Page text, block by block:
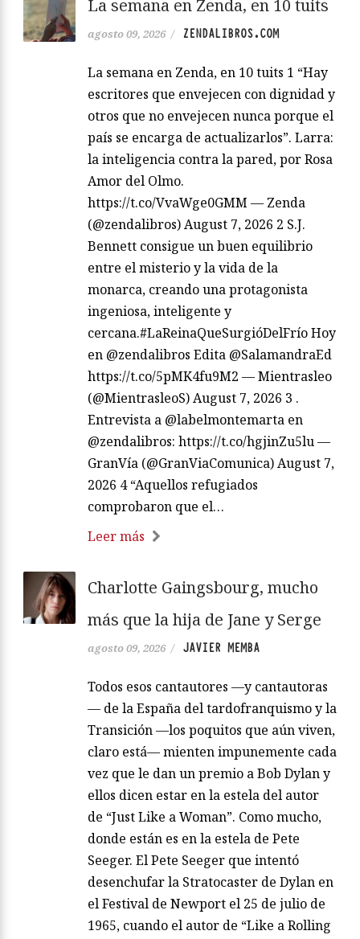
La semana en Zenda, en 10 tuits
agosto 09, 2026 / ZENDALIBROS.COM
La semana en Zenda, en 10 tuits 1 “Hay
escritores que envejecen con dignidad y
otros que no envejecen nunca porque el
país se encarga de actualizarlos”. Larra:
la inteligencia contra la pared, por Rosa
Amor del Olmo.
https://t.co/VvaWge0GMM — Zenda
(@zendalibros) August 7, 2026 2 S.J.
Bennett consigue un buen equilibrio
entre el misterio y la vida de la
monarca, creando una protagonista
ingeniosa, inteligente y
cercana.#LaReinaQueSurgióDelFrío Hoy
en @zendalibros Edita @SalamandraEd
https://t.co/5pMK4fu9M2 — Mientrasleo
(@MientrasleoS) August 7, 2026 3 .
Entrevista a @labelmontemarta en
@zendalibros: https://t.co/hgjinZu5lu —
GranVía (@GranViaComunica) August 7,
2026 4 “Aquellos refugiados
comprobaron que el…
Leer más
Charlotte Gaingsbourg, mucho
más que la hija de Jane y Serge
agosto 09, 2026 / JAVIER MEMBA
Todos esos cantautores —y cantautoras
— de la España del tardofranquismo y la
Transición —los poquitos que aún viven,
claro está— mienten impunemente cada
vez que le dan un premio a Bob Dylan y
ellos dicen estar en la estela del autor
de “Just Like a Woman”. Como mucho,
donde están es en la estela de Pete
Seeger. El Pete Seeger que intentó
desenchufar la Stratocaster de Dylan en
el Festival de Newport el 25 de julio de
1965, cuando el autor de “Like a Rolling